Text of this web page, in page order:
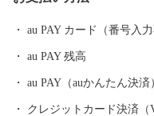
の旨みが存分に感じられる
す。 また、メロンは県内
かしいプリンスメロンをは
メロン、タカミメロンなど
au PAY カード（番号入力
au PAY 残高
au PAY（auかんたん決
クレジットカード決済（